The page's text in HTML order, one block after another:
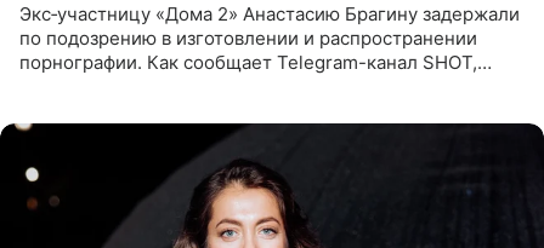
Экс‑участницу «Дома 2» Анастасию Брагину задержали
по подозрению в изготовлении и распространении
порнографии. Как сообщает Telegram-канал SHOT,